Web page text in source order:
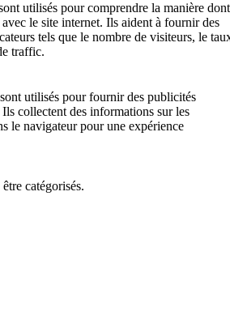
utilisés pour comprendre la manière dont
le site internet. Ils aident à fournir des
tels que le nombre de visiteurs, le
traffic.
utilisés pour fournir des publicités
collectent des informations sur les
le navigateur pour une expérience
catégorisés.